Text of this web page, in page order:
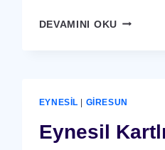
DEVAMINI OKUEYNESIL
HIZMETI
EYNESIL | GIRESUN
Eynesil